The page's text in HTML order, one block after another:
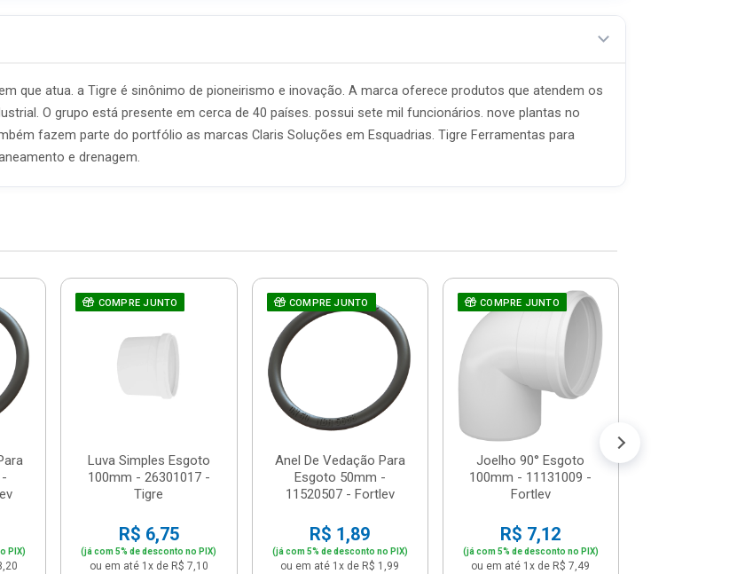
que atua. a Tigre é sinônimo de pioneirismo e inovação. A marca oferece produtos que atendem os
O grupo está presente em cerca de 40 países. possui sete mil funcionários. nove plantas no
fazem parte do portfólio as marcas Claris Soluções em Esquadrias. Tigre Ferramentas para
e drenagem.
PIX)
COMPRE JUNTO
Luva Simples Esgoto
100mm - 26301017 -
Tigre
R$ 6,75
(já com 5% de desconto no PIX)
ou em até 1x de R$ 7,10
COMPRE JUNTO
Anel De Vedação Para
Esgoto 50mm -
11520507 - Fortlev
R$ 1,89
(já com 5% de desconto no PIX)
ou em até 1x de R$ 1,99
COMPRE JUNTO
Joelho 90° Esgoto
100mm - 11131009 -
Fortlev
R$ 7,12
(já com 5% de desconto no PIX)
ou em até 1x de R$ 7,49